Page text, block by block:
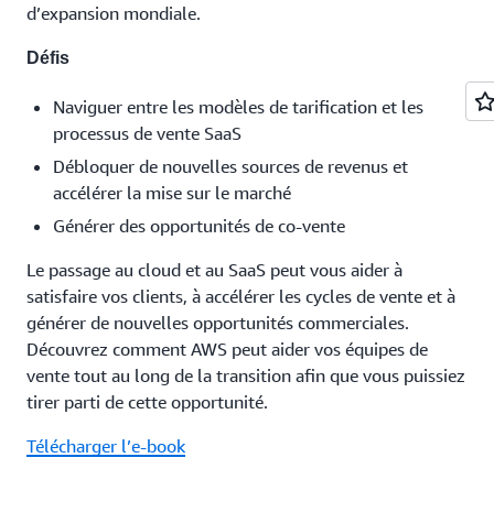
d’expansion mondiale.
Défis
Naviguer entre les modèles de tarification et les
processus de vente SaaS
Débloquer de nouvelles sources de revenus et
accélérer la mise sur le marché
Générer des opportunités de co-vente
Le passage au cloud et au SaaS peut vous aider à
satisfaire vos clients, à accélérer les cycles de vente et à
générer de nouvelles opportunités commerciales.
Découvrez comment AWS peut aider vos équipes de
vente tout au long de la transition afin que vous puissiez
tirer parti de cette opportunité.
Télécharger l’e-book